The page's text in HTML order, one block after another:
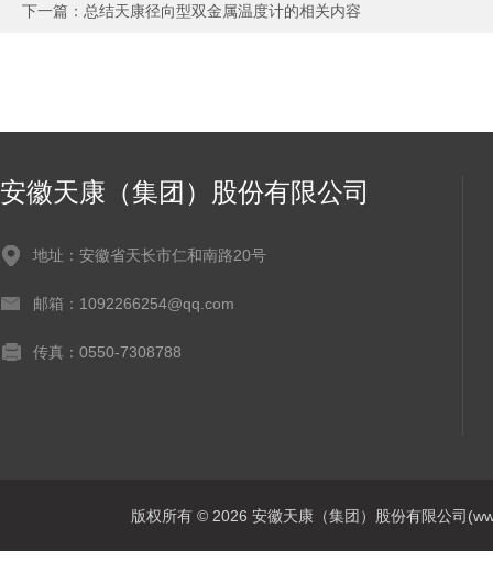
下一篇： 总结天康径向型双金属温度计的相关内容
安徽天康（集团）股份有限公司
地址：安徽省天长市仁和南路20号
邮箱：1092266254@qq.com
传真：0550-7308788
版权所有 © 2026 安徽天康（集团）股份有限公司